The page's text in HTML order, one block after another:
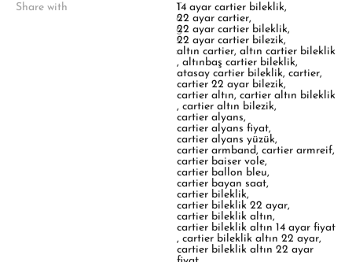
Share with
T
a
g
s
:
14 ayar cartier bileklik,
22 ayar cartier,
22 ayar cartier bileklik,
22 ayar cartier bilezik,
altın cartier, altın cartier bileklik
, altınbaş cartier bileklik,
atasay cartier bileklik, cartier,
cartier 22 ayar bilezik,
cartier altın, cartier altın bileklik
, cartier altın bilezik,
cartier alyans,
cartier alyans fiyat,
cartier alyans yüzük,
cartier armband, cartier armreif,
cartier baiser vole,
cartier ballon bleu,
cartier bayan saat,
cartier bileklik,
cartier bileklik 22 ayar,
cartier bileklik altın,
cartier bileklik altın 14 ayar fiyat
, cartier bileklik altın 22 ayar,
cartier bileklik altın 22 ayar